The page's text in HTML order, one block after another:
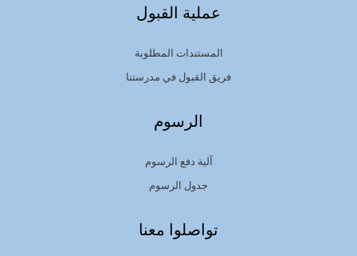
عملية القبول
المستندات المطلوبة
فريق القبول في مدرستنا
الرسوم
آلية دفع الرسوم
جدول الرسوم
تواصلوا معنا